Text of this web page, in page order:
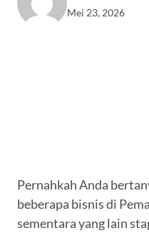
Mei 23, 2026
Pernahkah Anda
beberapa bisnis di
sementara yang lain